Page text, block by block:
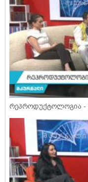
რეპროდუქტოლოგია -